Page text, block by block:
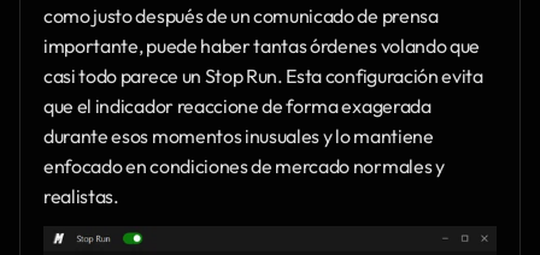
como justo después de un comunicado de prensa
importante, puede haber tantas órdenes volando que
casi todo parece un Stop Run. Esta configuración evita
que el indicador reaccione de forma exagerada
durante esos momentos inusuales y lo mantiene
enfocado en condiciones de mercado normales y
realistas.